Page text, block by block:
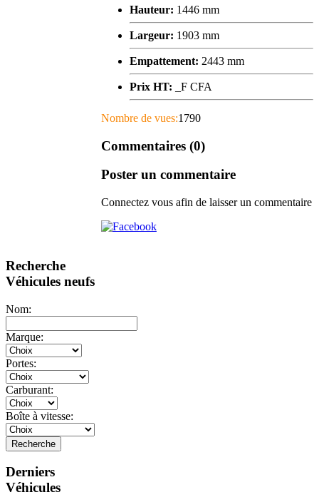
Hauteur: 1446 mm
Largeur: 1903 mm
Empattement: 2443 mm
Prix HT: _F CFA
Nombre de vues:1790
Commentaires (0)
Poster un commentaire
Connectez vous afin de laisser un commentaire
Recherche
Véhicules neufs
Nom:
Marque:
Portes:
Carburant:
Boîte à vitesse:
Recherche
Derniers
Véhicules